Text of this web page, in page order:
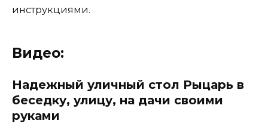
инструкциями.
Видео:
Надежный уличный стол Рыцарь в
беседку, улицу, на дачи своими
руками